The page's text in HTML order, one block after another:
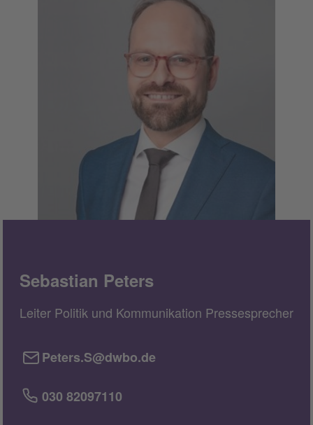
Sebastian Peters
Leiter Politik und Kommunikation Pressesprecher
Peters.S@dwbo.de
030 82097110